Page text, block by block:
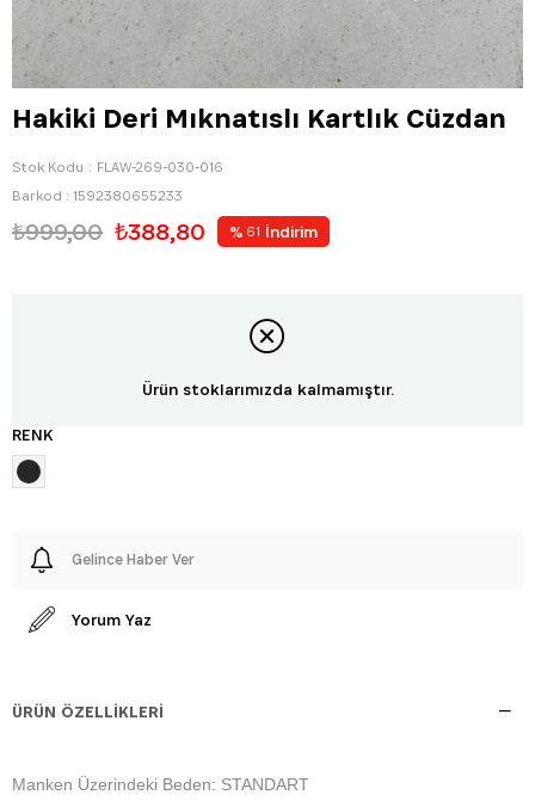
Hakiki Deri Mıknatıslı Kartlık Cüzdan
Stok Kodu
FLAW-269-030-016
Barkod : 1592380655233
₺999,00 ₺388,80 % 61 İndirim
Ürün stoklarımızda kalmamıştır.
RENK
Gelince Haber Ver
Yorum Yaz
ÜRÜN ÖZELLIKLERI
Manken Üzerindeki Beden: STANDART